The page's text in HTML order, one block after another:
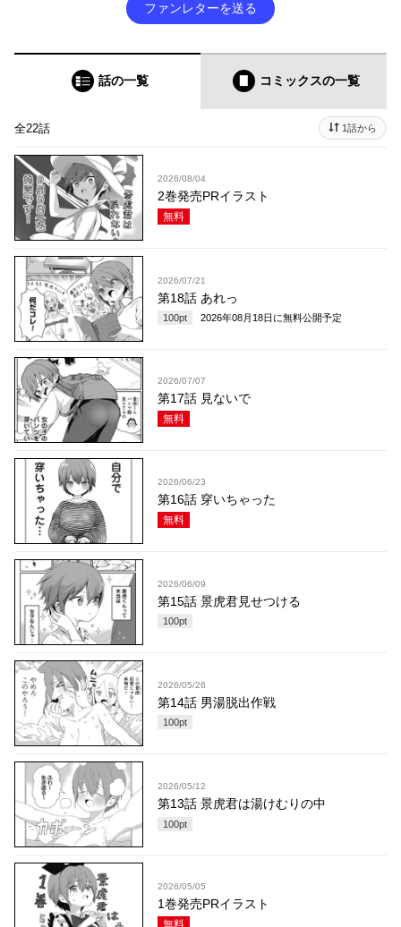
ファンレターを送る
話の一覧 コミックスの一覧
全22話 1話から
2026/08/04
2巻発売PRイラスト
無料
2026/07/21
第18話 あれっ
100pt 2026年08月18日 に無料公開予定
2026/07/07
第17話 見ないで
無料
2026/06/23
第16話 穿いちゃった
無料
2026/06/09
第15話 景虎君見せつける
100pt
2026/05/26
第14話 男湯脱出作戦
100pt
2026/05/12
第13話 景虎君は湯けむりの中
100pt
2026/05/05
1巻発売PRイラスト